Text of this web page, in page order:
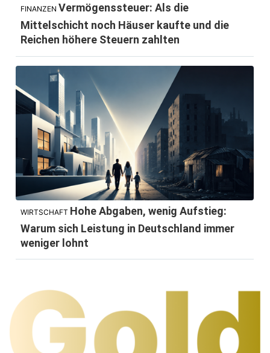
FINANZEN Vermögenssteuer: Als die
Mittelschicht noch Häuser kaufte und die
Reichen höhere Steuern zahlten
WIRTSCHAFT Hohe Abgaben, wenig Aufstieg:
Warum sich Leistung in Deutschland immer
weniger lohnt